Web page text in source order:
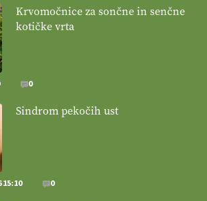
]
Pet-nat je vse bolj priljubljeno
v Sloveniji.
#IMCAP #CAP
https://t.co/Bf31lnQSIb
Krvomočnice za sončne in senčne
kotičke vrta
0
Sindrom pekočih ust
15:10 0